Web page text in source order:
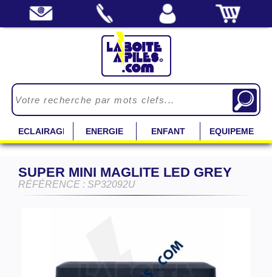
ECLAIRAGE ENERGIE ENFANT EQUIPEMENT
SUPER MINI MAGLITE LED GREY
RÉFÉRENCE : SP32092U